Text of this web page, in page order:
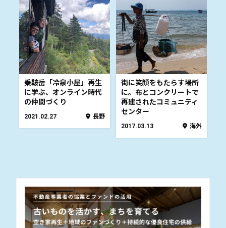
乗鞍岳「冷泉小屋」再生
に学ぶ、オンライン時代
の仲間づくり
2021.02.27 長野
街に笑顔をもたらす場所
に。布とコンクリートで
再建されたコミュニティ
センター
2017.03.13 海外